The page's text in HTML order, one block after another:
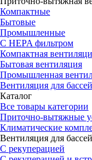
Компактные
Бытовые
Промышленные
С HEPA фильтром
Компактная
Бытовая вентиляция
Промышленная
Вентиляция для
Каталог
Все товары категории
Приточно-вытяжные
Климатические
Вентиляция для
С рекуперацией